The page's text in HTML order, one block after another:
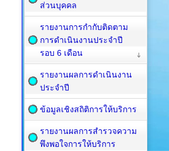
ส่วนบุคคล
รายงานการกำกับติดตาม
การดำเนินงานประจำปี
รอบ 6 เดือน
รายงานผลการดำเนินงาน
ประจำปี
ข้อมูลเชิงสถิติการให้บริการ
รายงานผลการสำรวจความ
พึงพอใจการให้บริการ